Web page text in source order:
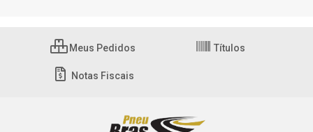
Meus Pedidos Títulos
Notas Fiscais